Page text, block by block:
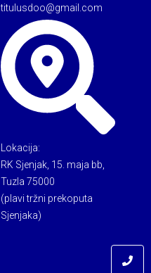
titulusdoo@gmail.com
Lokacija:
RK Sjenjak, 15. maja bb,
Tuzla 75000
(plavi tržni prekoputa
Sjenjaka)